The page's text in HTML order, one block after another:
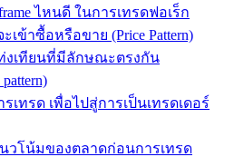
ไหนดี ในการเทรดฟอเร็ก
เข้าซื้อหรือขาย (Price Pattern)
งเทียนที่มีลักษณะตรงกัน
เทรด เพื่อไปสู่การเป็นเทรดเดอร์
วโน้มของตลาดก่อนการเทรด